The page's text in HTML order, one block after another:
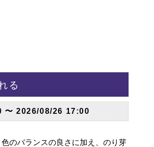
る
〜 2026/08/26 17:00
のバランスの良さに加え、のり芽